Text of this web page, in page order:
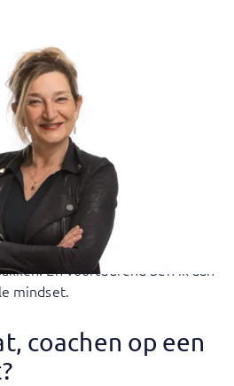
agile
op gang, waar
naar een agile mindset en
manier van werken. Die
in een dag – daar ben je continu
richten we teams op, starten
Scrum Masters en Product
En voortdurend ben ik aan
mindset.
coachen op een